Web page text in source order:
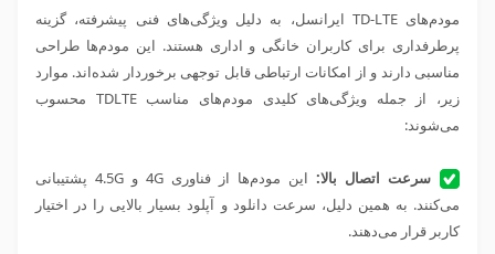
مودم‌های TD-LTE ایرانسل، به دلیل ویژگی‌های فنی پیشرفته، گزینه
پرطرفداری برای کاربران خانگی و اداری هستند. این مودم‌ها طراحی
مناسبی دارند و از امکانات ارتباطی قابل توجهی برخوردار شده‌اند. موارد
زیر، از جمله ویژگی‌های کلیدی مودم‌های مناسب TDLTE محسوب
می‌شوند:
سرعت اتصال بالا: این مودم‌ها از فناوری 4 G و 4.5 G
پشتیبانی
می‌کنند. به همین دلیل، سرعت دانلود و آپلود بسیار بالایی را در اختیار
کاربر قرار می‌دهند.